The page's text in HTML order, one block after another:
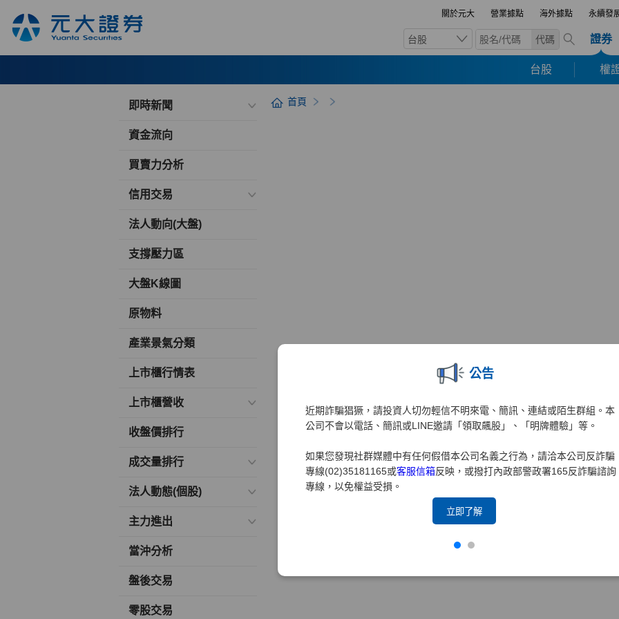
關於元大 營業據點 海外據點 永續發
台股 代碼 證券
台股 權
公告
近期詐騙猖獗，請投資人切勿輕信不明來電、簡訊、連結或陌生群組。本
公司不會以電話、簡訊或LINE邀請「領取飆股」、「明牌體驗」等。
如果您發現社群媒體中有任何假借本公司名義之行為，請洽本公司反詐騙
專線(02)35181165或客服信箱反映，或撥打內政部警政署165反詐騙諮詢
專線，以免權益受損。
立即了解
即時新聞
資金流向
買賣力分析
信用交易
法人動向(大盤)
支撐壓力區
大盤K線圖
原物料
產業景氣分類
上市櫃行情表
上市櫃營收
收盤價排行
成交量排行
法人動態(個股)
主力進出
當沖分析
盤後交易
零股交易
首頁